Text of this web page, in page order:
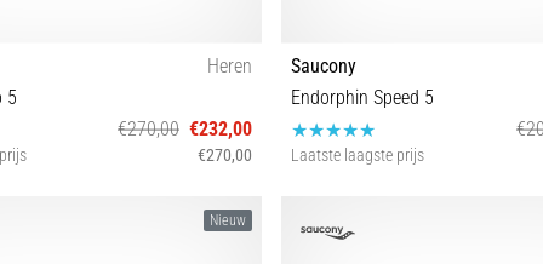
Heren
5
€270,00 €232,00
€270,00
Saucony
Endorphin Speed 5
Laatste laagste prijs
Nieuw